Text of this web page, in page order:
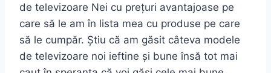
de televizoare Nei cu prețuri avantajoase pe
care să le am în lista mea cu produse pe care
să le cumpăr. Știu că am găsit câteva modele
de televizoare noi ieftine și bune însă tot mai